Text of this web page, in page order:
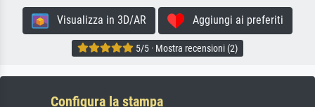
Visualizza in 3D/AR Aggiungi ai preferiti
5/5 · Mostra recensioni (2)
Configura la stampa